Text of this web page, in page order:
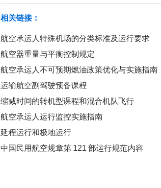
相关链接：
航空承运人特殊机场的分类标准及运行要求
航空器重量与平衡控制规定
航空承运人不可预期燃油政策优化与实施指南
运输航空副驾驶预备课程
缩减时间的转机型课程和混合机队飞行
航空承运人运行监控实施指南
延程运行和极地运行
中国民用航空规章第 121 部运行规范内容